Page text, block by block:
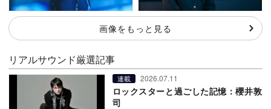
画像をもっと見る
リアルサウンド厳選記事
連載 2026.07.11
ロックスターと過ごした記憶：櫻井敦
司